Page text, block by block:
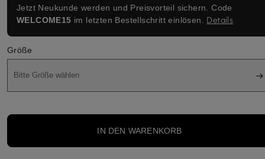
Jetzt Neukunde werden und Preisvorteil sichern. Code
WELCOME15 im letzten Bestellschritt einlösen. Details
Größe
Bitte Größe wählen
IN DEN WARENKORB